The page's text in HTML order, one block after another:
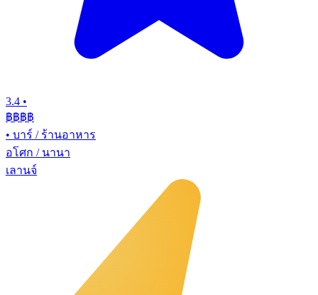
3.4 •
฿฿฿฿
• บาร์ / ร้านอาหาร
อโศก / นานา
เลานจ์